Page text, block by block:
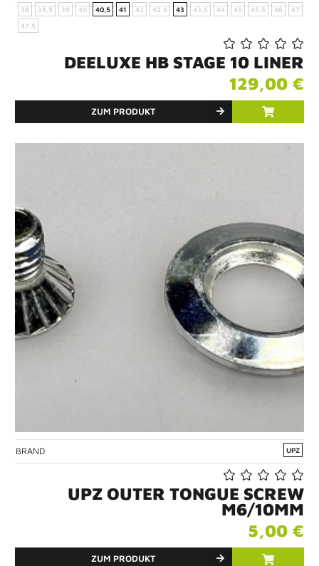
38 38,5 39 40 40,5 41 42 42,5 43 43,5 44 45 45,5 46 47
47,5
DEELUXE HB STAGE 10 LINER
129,00 €
ZUM PRODUKT
BRAND UPZ
UPZ OUTER TONGUE SCREW
M6/10MM
5,00 €
ZUM PRODUKT